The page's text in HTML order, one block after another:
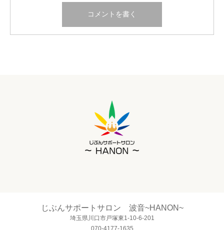
じぶんサポートサロン 波音~HANON~
埼玉県川口市戸塚東1-10-6-201